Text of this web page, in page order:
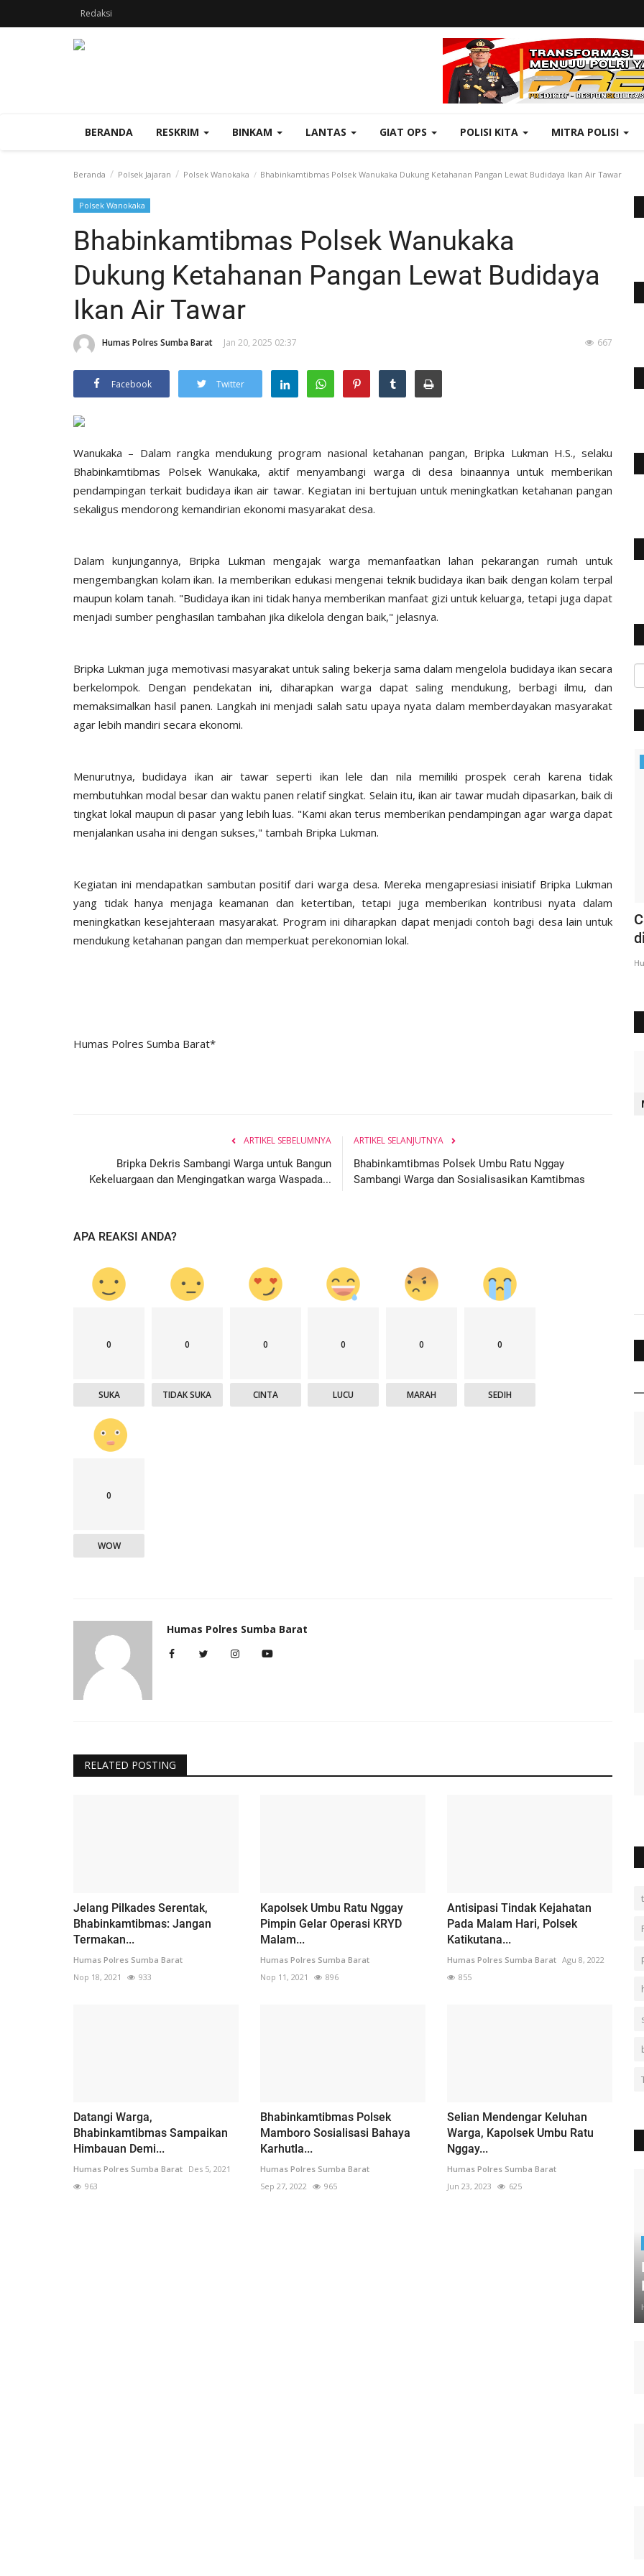
Redaksi
BERANDA RESKRIM BINKAM LANTAS GIAT OPS POLISI KITA MITRA POLISI
Beranda Polsek Jajaran Polsek Wanokaka Bhabinkamtibmas Polsek Wanukaka Dukung Ketahanan Pangan Lewat Budidaya Ikan Air Tawar
Polsek Wanokaka
Bhabinkamtibmas Polsek Wanukaka
Dukung Ketahanan Pangan Lewat Budidaya
Ikan Air Tawar
Humas Polres Sumba Barat Jan 20, 2025 02:37 667
Facebook Twitter
Wanukaka – Dalam rangka mendukung program nasional ketahanan pangan, Bripka Lukman H.S., selaku
Bhabinkamtibmas Polsek Wanukaka, aktif menyambangi warga di desa binaannya untuk memberikan
pendampingan terkait budidaya ikan air tawar. Kegiatan ini bertujuan untuk meningkatkan ketahanan pangan
sekaligus mendorong kemandirian ekonomi masyarakat desa.
Dalam kunjungannya, Bripka Lukman mengajak warga memanfaatkan lahan pekarangan rumah untuk
mengembangkan kolam ikan. Ia memberikan edukasi mengenai teknik budidaya ikan baik dengan kolam terpal
maupun kolam tanah. "Budidaya ikan ini tidak hanya memberikan manfaat gizi untuk keluarga, tetapi juga dapat
menjadi sumber penghasilan tambahan jika dikelola dengan baik," jelasnya.
Bripka Lukman juga memotivasi masyarakat untuk saling bekerja sama dalam mengelola budidaya ikan secara
berkelompok. Dengan pendekatan ini, diharapkan warga dapat saling mendukung, berbagi ilmu, dan
memaksimalkan hasil panen. Langkah ini menjadi salah satu upaya nyata dalam memberdayakan masyarakat
agar lebih mandiri secara ekonomi.
Menurutnya, budidaya ikan air tawar seperti ikan lele dan nila memiliki prospek cerah karena tidak
membutuhkan modal besar dan waktu panen relatif singkat. Selain itu, ikan air tawar mudah dipasarkan, baik di
tingkat lokal maupun di pasar yang lebih luas. "Kami akan terus memberikan pendampingan agar warga dapat
menjalankan usaha ini dengan sukses," tambah Bripka Lukman.
Kegiatan ini mendapatkan sambutan positif dari warga desa. Mereka mengapresiasi inisiatif Bripka Lukman
yang tidak hanya menjaga keamanan dan ketertiban, tetapi juga memberikan kontribusi nyata dalam
meningkatkan kesejahteraan masyarakat. Program ini diharapkan dapat menjadi contoh bagi desa lain untuk
mendukung ketahanan pangan dan memperkuat perekonomian lokal.
Humas Polres Sumba Barat*
ARTIKEL SEBELUMNYA
Bripka Dekris Sambangi Warga untuk Bangun
Kekeluargaan dan Mengingatkan warga Waspada...
ARTIKEL SELANJUTNYA
Bhabinkamtibmas Polsek Umbu Ratu Nggay
Sambangi Warga dan Sosialisasikan Kamtibmas
APA REAKSI ANDA?
0
SUKA
0
TIDAK SUKA
0
CINTA
0
LUCU
0
MARAH
0
SEDIH
0
WOW
Humas Polres Sumba Barat
RELATED POSTING
Jelang Pilkades Serentak,
Bhabinkamtibmas: Jangan
Termakan...
Humas Polres Sumba Barat
Nop 18, 2021
933
Kapolsek Umbu Ratu Nggay
Pimpin Gelar Operasi KRYD
Malam...
Humas Polres Sumba Barat
Nop 11, 2021
896
Antisipasi Tindak Kejahatan
Pada Malam Hari, Polsek
Katikutana...
Humas Polres Sumba Barat Agu 8, 2022
855
Datangi Warga,
Bhabinkamtibmas Sampaikan
Himbauan Demi...
Humas Polres Sumba Barat Des 5, 2021
963
Bhabinkamtibmas Polsek
Mamboro Sosialisasi Bahaya
Karhutla...
Humas Polres Sumba Barat
Sep 27, 2022
965
Selian Mendengar Keluhan
Warga, Kapolsek Umbu Ratu
Nggay...
Humas Polres Sumba Barat
Jun 23, 2023
625
Arus Mudik TOYOTA FORTUNER PEMBAWA MAUT
Humas Polres Sumba Barat Mar 26, 2016 1771
Rangkaian Kunker | Kapolda NTT
Kunjungi Sekaligus Gelar...